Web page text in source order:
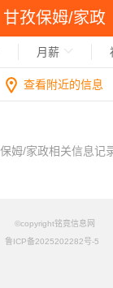
甘孜保姆/家政
月薪
查看附近的信息
姆/家政相关信息记
©copyright铭竟信息网
鲁ICP备2025202282号-5